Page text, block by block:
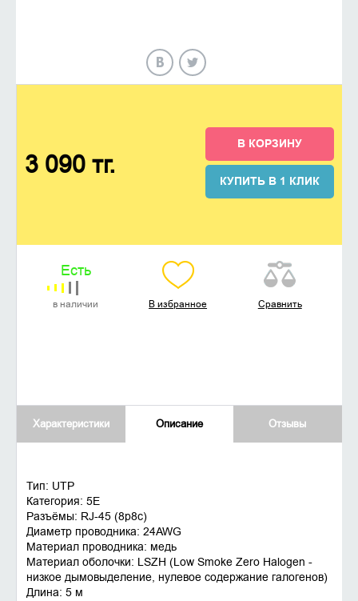
3 090 тг.
В КОРЗИНУ
КУПИТЬ В 1 КЛИК
Есть
в наличии В избранное Сравнить
Характеристики Описание Отзывы
Тип: UTP
Категория: 5E
Разъёмы: RJ-45 (8p8c)
Диаметр проводника: 24AWG
Материал проводника: медь
Материал оболочки: LSZH (Low Smoke Zero Halogen -
низкое дымовыделение, нулевое содержание галогенов)
Длина: 5 м